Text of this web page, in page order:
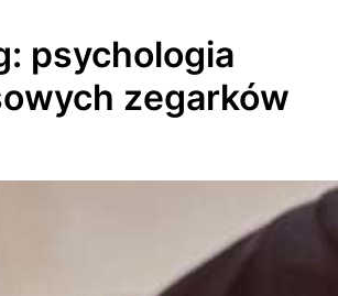
psychologia
zegarków